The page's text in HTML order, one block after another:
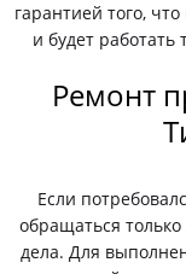
гарантией того,
и будет работать
Ремонт
Если
обращаться
дела. Для